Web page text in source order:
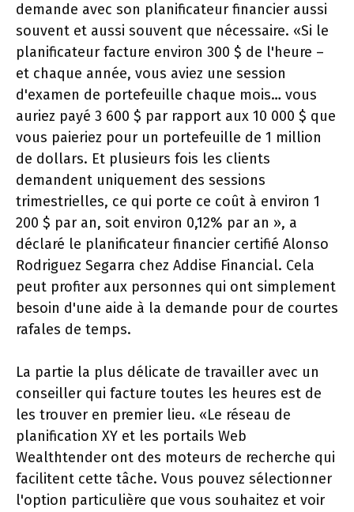
demande avec son planificateur financier aussi
souvent et aussi souvent que nécessaire. «Si le
planificateur facture environ 300 $ de l'heure –
et chaque année, vous aviez une session
d'examen de portefeuille chaque mois… vous
auriez payé 3 600 $ par rapport aux 10 000 $ que
vous paieriez pour un portefeuille de 1 million
de dollars. Et plusieurs fois les clients
demandent uniquement des sessions
trimestrielles, ce qui porte ce coût à environ 1
200 $ par an, soit environ 0,12% par an », a
déclaré le planificateur financier certifié Alonso
Rodriguez Segarra chez Addise Financial. Cela
peut profiter aux personnes qui ont simplement
besoin d'une aide à la demande pour de courtes
rafales de temps.
La partie la plus délicate de travailler avec un
conseiller qui facture toutes les heures est de
les trouver en premier lieu. «Le réseau de
planification XY et les portails Web
Wealthtender ont des moteurs de recherche qui
facilitent cette tâche. Vous pouvez sélectionner
l'option particulière que vous souhaitez et voir